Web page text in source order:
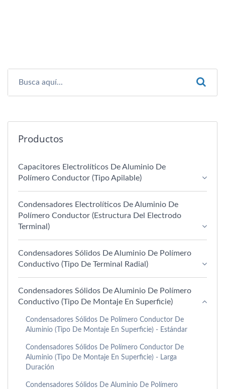
Productos
Capacitores Electrolíticos De Aluminio De
Polímero Conductor (tipo Apilable)
Condensadores Electrolíticos De Aluminio De
Polímero Conductor (estructura Del Electrodo
Terminal)
Condensadores Sólidos De Aluminio De Polímero
Conductivo (Tipo De Terminal Radial)
Condensadores Sólidos De Aluminio De Polímero
Conductivo (Tipo De Montaje En Superficie)
Condensadores Sólidos De Polímero Conductor De
Aluminio (tipo De Montaje En Superficie) - Estándar
Condensadores Sólidos De Polímero Conductor De
Aluminio (tipo De Montaje En Superficie) - Larga
Duración
Condensadores Sólidos De Aluminio De Polímero